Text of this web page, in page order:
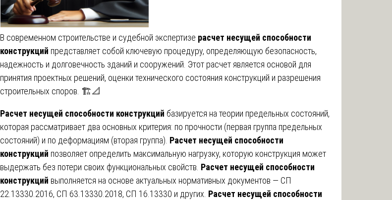
В современном строительстве и судебной экспертизе расчет несущей способности
конструкций представляет собой ключевую процедуру, определяющую безопасность,
надежность и долговечность зданий и сооружений. Этот расчет является основой для
принятия проектных решений, оценки технического состояния конструкций и разрешения
строительных споров. 🏗️📐
Расчет несущей способности конструкций базируется на теории предельных состояний,
которая рассматривает два основных критерия: по прочности (первая группа предельных
состояний) и по деформациям (вторая группа). Расчет несущей способности
конструкций позволяет определить максимальную нагрузку, которую конструкция может
выдержать без потери своих функциональных свойств. Расчет несущей способности
конструкций выполняется на основе актуальных нормативных документов — СП
22.13330.2016, СП 63.13330.2018, СП 16.13330 и других. Расчет несущей способности